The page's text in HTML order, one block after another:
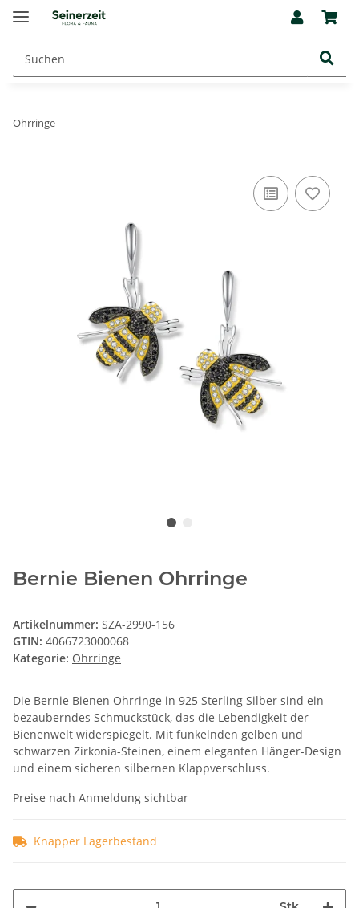
Ohrringe
Bernie Bienen Ohrringe
Artikelnummer: SZA-2990-156
GTIN: 4066723000068
Kategorie: Ohrringe
Die Bernie Bienen Ohrringe in 925 Sterling Silber sind ein
bezauberndes Schmuckstück, das die Lebendigkeit der
Bienenwelt widerspiegelt. Mit funkelnden gelben und
schwarzen Zirkonia-Steinen, einem eleganten Hänger-Design
und einem sicheren silbernen Klappverschluss.
Preise nach Anmeldung sichtbar
Knapper Lagerbestand